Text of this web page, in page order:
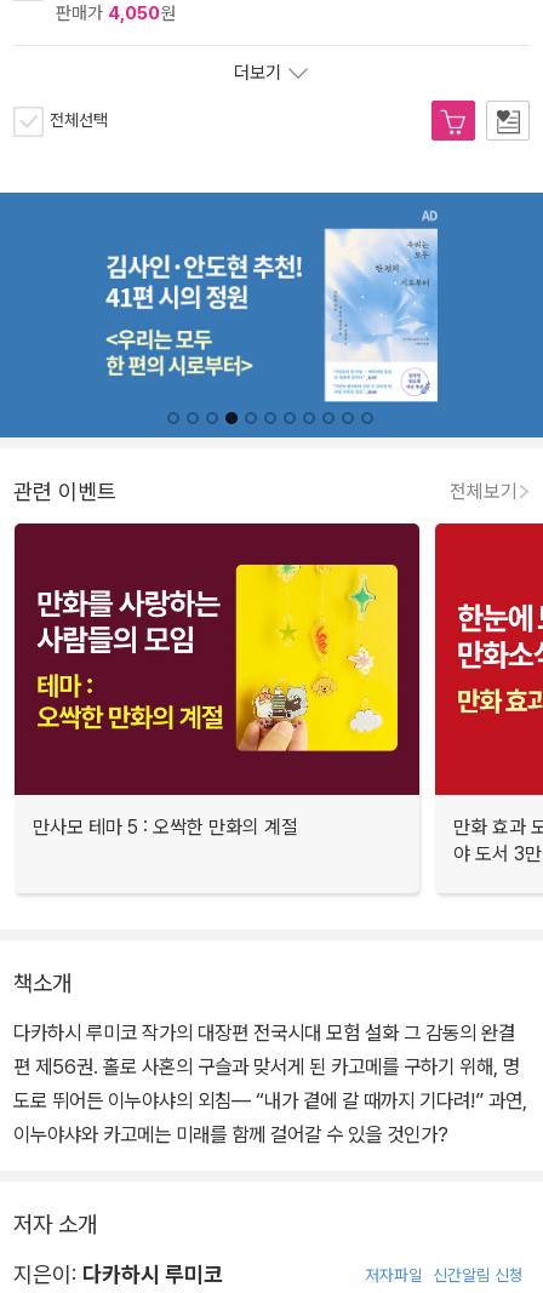
판매가 4,050원
더보기
전체선택
관련 이벤트 전체보기
만사모 테마 5 : 오싹한 만화의 계절
만화 효과
야 도서 3
책소개
다카하시 루미코 작가의 대장편 전국시대 모험 설화 그 감동의 완결
편 제56권. 홀로 사혼의 구슬과 맞서게 된 카고메를 구하기 위해, 명
도로 뛰어든 이누야샤의 외침― “내가 곁에 갈 때까지 기다려!” 과연,
이누야샤와 카고메는 미래를 함께 걸어갈 수 있을 것인가?
저자 소개
지은이: 다카하시 루미코 저자파일 신간알림 신청